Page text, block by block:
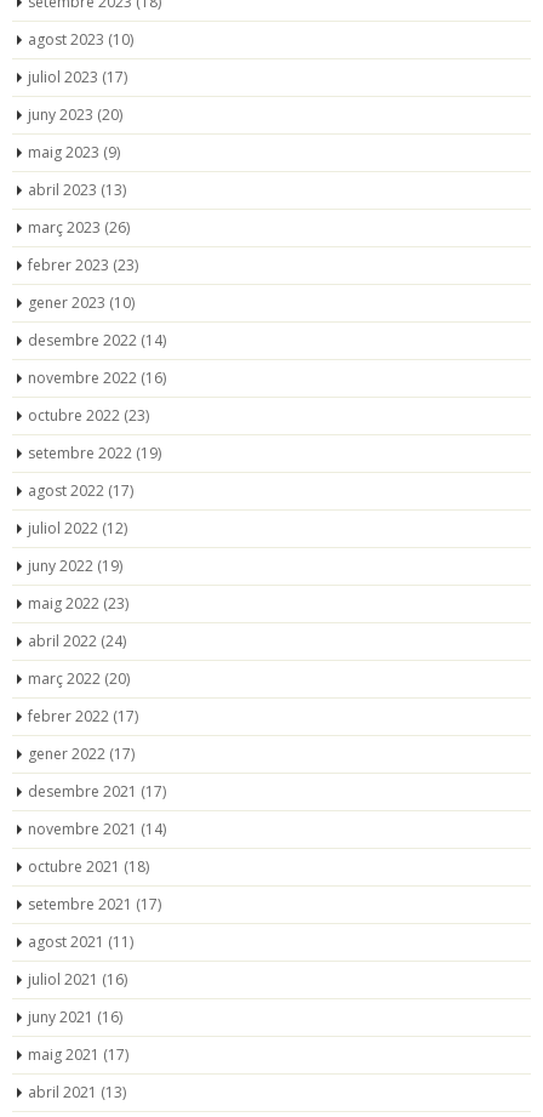
agost 2023 (10)
juliol 2023 (17)
juny 2023 (20)
maig 2023 (9)
abril 2023 (13)
març 2023 (26)
febrer 2023 (23)
gener 2023 (10)
desembre 2022 (14)
novembre 2022 (16)
octubre 2022 (23)
setembre 2022 (19)
agost 2022 (17)
juliol 2022 (12)
juny 2022 (19)
maig 2022 (23)
abril 2022 (24)
març 2022 (20)
febrer 2022 (17)
gener 2022 (17)
desembre 2021 (17)
novembre 2021 (14)
octubre 2021 (18)
setembre 2021 (17)
agost 2021 (11)
juliol 2021 (16)
juny 2021 (16)
maig 2021 (17)
abril 2021 (13)